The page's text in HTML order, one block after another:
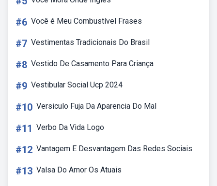
#6 Você é Meu Combustível Frases
#7 Vestimentas Tradicionais Do Brasil
#8 Vestido De Casamento Para Criança
#9 Vestibular Social Ucp 2024
#10 Versiculo Fuja Da Aparencia Do Mal
#11 Verbo Da Vida Logo
#12 Vantagem E Desvantagem Das Redes Sociais
#13 Valsa Do Amor Os Atuais